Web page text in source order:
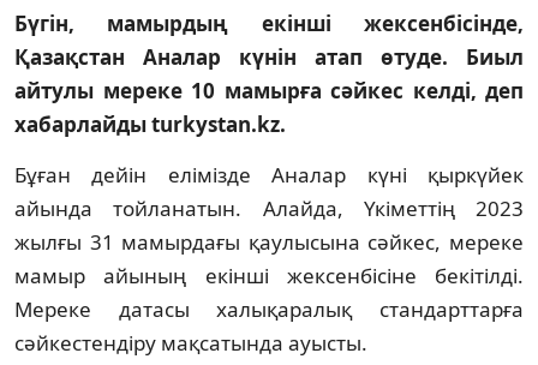
Бүгін, мамырдың екінші жексенбісінде,
Қазақстан Аналар күнін атап өтуде. Биыл
айтулы мереке 10 мамырға сәйкес келді, деп
хабарлайды turkystan.kz.
Бұған дейін елімізде Аналар күні қыркүйек
айында тойланатын. Алайда, Үкіметтің 2023
жылғы 31 мамырдағы қаулысына сәйкес, мереке
мамыр айының екінші жексенбісіне бекітілді.
Мереке датасы халықаралық стандарттарға
сәйкестендіру мақсатында ауысты.